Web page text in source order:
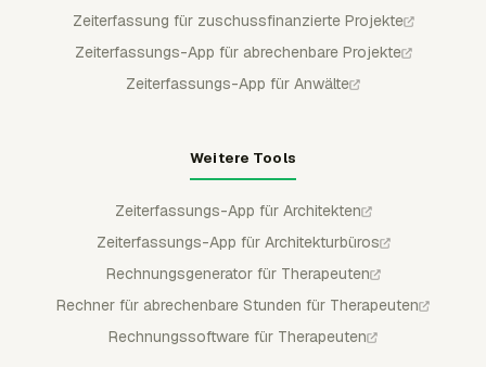
Zeiterfassung für zuschussfinanzierte Projekte
Zeiterfassungs-App für abrechenbare Projekte
Zeiterfassungs-App für Anwälte
Weitere Tools
Zeiterfassungs-App für Architekten
Zeiterfassungs-App für Architekturbüros
Rechnungsgenerator für Therapeuten
Rechner für abrechenbare Stunden für Therapeuten
Rechnungssoftware für Therapeuten